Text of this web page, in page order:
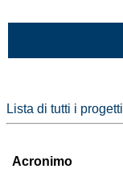
Lista di tutti i progetti
Acronimo